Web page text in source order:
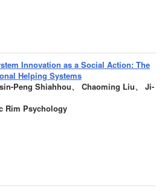
Innovation as a Social Action: The
Helping Systems
Peng Shiahhou、 Chaoming Liu、 Ji-
Rim Psychology